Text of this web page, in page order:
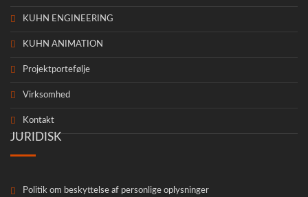
KUHN ENGINEERING
KUHN ANIMATION
Pro­jekt­por­te­føl­je
Virksom­hed
Kon­takt
JURIDISK
Poli­tik om bes­kyt­tel­se af per­son­lige oplysninger